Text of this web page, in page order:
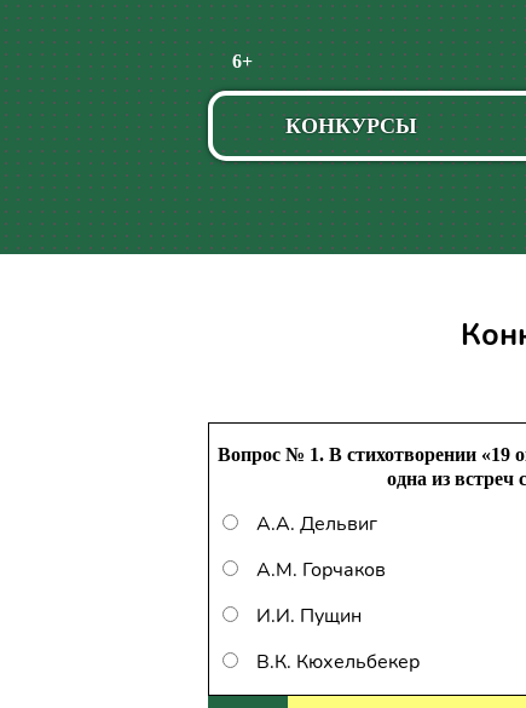
6+
Пропустить
навигацию
КОНКУРСЫ
Вопрос № 1. В стихотворении «19
одна из встреч
А.А. Дельвиг
А.М. Горчаков
И.И. Пущин
В.К. Кюхельбекер